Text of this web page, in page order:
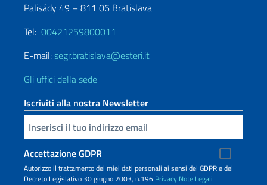
Palisády 49 – 811 06 Bratislava
Tel: 00421259800011
E-mail:segr.bratislava@esteri.it
Gli uffici della sede
Iscriviti alla nostra Newsletter
Inserisci la tua email
Accettazione GDPR
Autorizzo il trattamento dei miei dati personali ai sensi del GDPR e del
Decreto Legislativo 30 giugno 2003, n.196 Privacy Note Legali